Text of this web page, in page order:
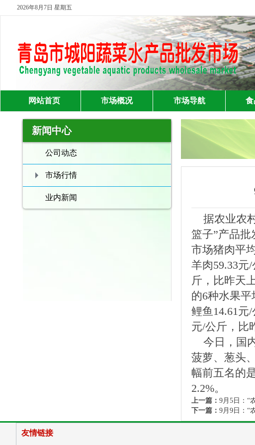
2026年8月7日 星期五
网站首页 市场概况 市场导航
据农业农村
篮子”产品批
市场猪肉平
羊肉59.33元
斤，比昨天
的6种水果平
鲤鱼14.61元
元/公斤，比
今日，国
菠萝、葱头
幅前五名的
2.2%。
上一篇： 9月5日：“
下一篇： 9月9日：“
新闻中心
公司动态
市场行情
业内新闻
友情链接